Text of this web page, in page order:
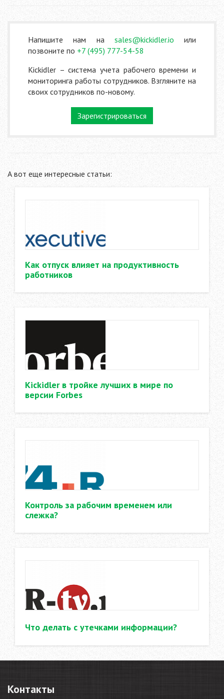
Напишите нам на sales@kickidler.io или
позвоните по +7 (495) 777-54-58
Kickidler – система учета рабочего времени и
мониторинга работы сотрудников. Взгляните на
своих сотрудников по-новому.
Зарегистрироваться
А вот еще интересные статьи:
Как отпуск влияет на продуктивность
работников
Kickidler в тройке лучших в мире по
версии Forbes
Контроль за рабочим временем или
слежка?
Что делать с утечками информации?
Контакты